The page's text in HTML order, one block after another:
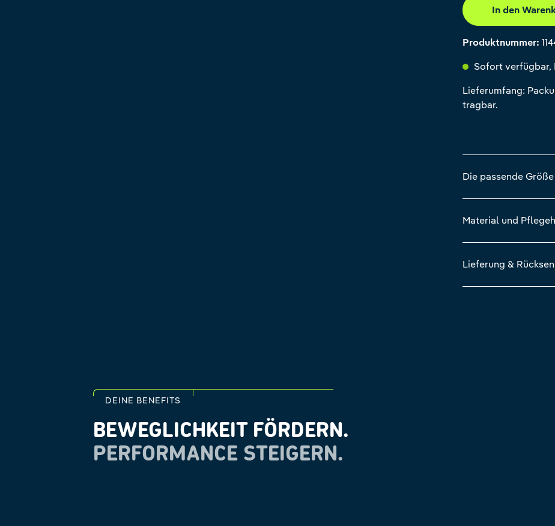
In den
Produktnummer:
Sofort verfügbar,
Lieferumfang:
tragbar.
Die passende Größe
Material und
Lieferung &
DEINE BENEFITS
BEWEGLICHKEIT FÖRDERN.
PERFORMANCE STEIGERN.